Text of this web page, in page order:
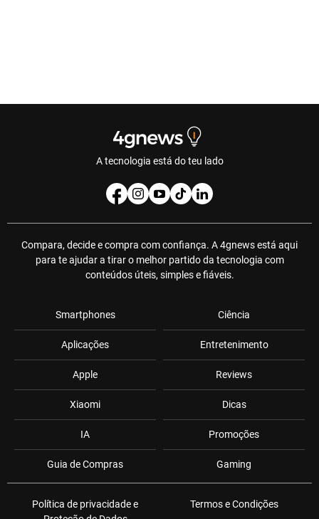
A tecnologia está do teu lado
Compara, decide e compra com confiança. A 4gnews está aqui
para te ajudar a tirar o melhor partido da tecnologia com
conteúdos úteis, simples e fiáveis.
Smartphones
Aplicações
Apple
Xiaomi
IA
Guia de Compras
Ciência
Entretenimento
Reviews
Dicas
Promoções
Gaming
Política de privacidade e
Termos e Condições